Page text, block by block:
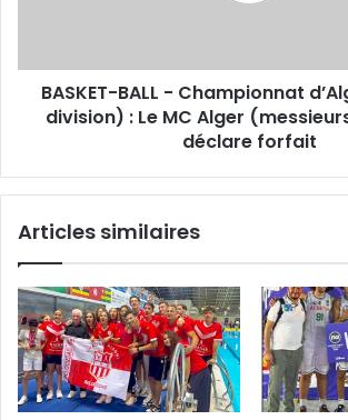
Le
Alger
dames)
forfait
BASKET-BALL - Championnat
division) : Le MC Alger
déclare forfait
Articles similaires